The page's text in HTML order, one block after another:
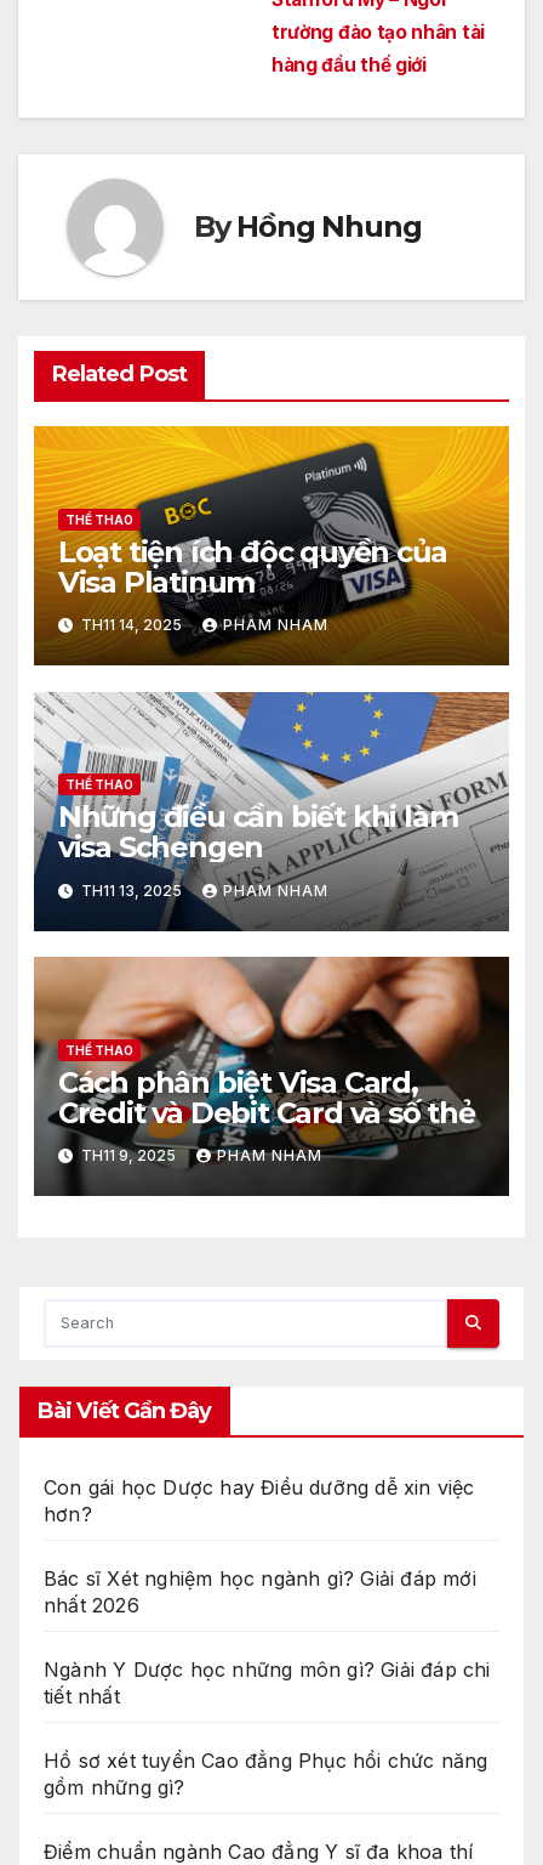
viết
trường đào tạo nhân tài
hàng đầu thế giới
ByHồng Nhung
Related Post
THỂ THAO
Loạt tiện ích độc quyền của
Visa Platinum
TH11 14, 2025 PHAM NHAM
THỂ THAO
Những điều cần biết khi làm
visa Schengen
TH11 13, 2025 PHAM NHAM
THỂ THAO
Cách phân biệt Visa Card,
Credit và Debit Card và số thẻ
TH11 9, 2025 PHAM NHAM
Bài Viết Gần Đây
Con gái học Dược hay Điều dưỡng dễ xin việc
hơn?
Bác sĩ Xét nghiệm học ngành gì? Giải đáp mới
nhất 2026
Ngành Y Dược học những môn gì? Giải đáp chi
tiết nhất
Hồ sơ xét tuyển Cao đẳng Phục hồi chức năng
gồm những gì?
Điểm chuẩn ngành Cao đẳng Y sĩ đa khoa thí